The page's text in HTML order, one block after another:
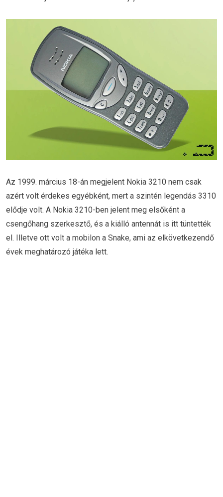
Az 1999. március 18-án megjelent Nokia 3210 nem csak
azért volt érdekes egyébként, mert a szintén legendás 3310
elődje volt. A Nokia 3210-ben jelent meg elsőként a
csengőhang szerkesztő, és a kiálló antennát is itt tüntették
el. Illetve ott volt a mobilon a Snake, ami az elkövetkezendő
évek meghatározó játéka lett.